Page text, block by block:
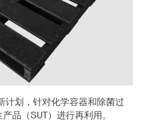
计划，针对化学容器和除菌过
品（SUT）进行再利用。